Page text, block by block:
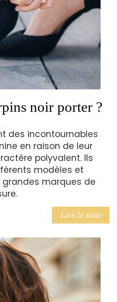
noir porter ?
des incontournables
en raison de leur
polyvalent. Ils
modèles et
grandes marques de
Lire la suite